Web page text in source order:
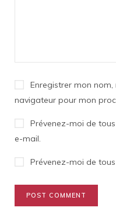
Enregistrer mon
navigateur pour mon
Prévenez-moi de
e-mail.
Prévenez-moi de